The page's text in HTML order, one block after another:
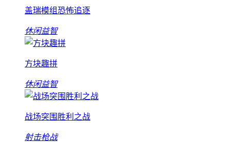
盖瑞模组恐怖追逐
休闲益智
方块趣拼
休闲益智
战场突围胜利之战
射击枪战